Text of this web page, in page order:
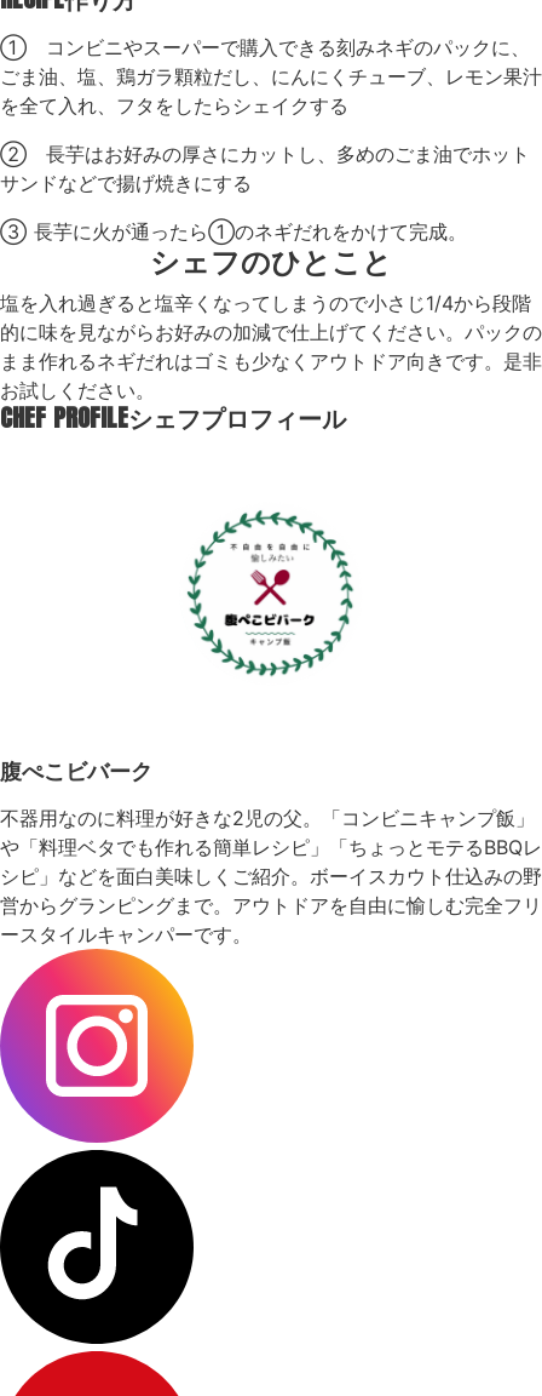
① コンビニやスーパーで購入できる刻みネギのパックに、
ごま油、塩、鶏ガラ顆粒だし、にんにくチューブ、レモン果汁
を全て入れ、フタをしたらシェイクする
② 長芋はお好みの厚さにカットし、多めのごま油でホット
サンドなどで揚げ焼きにする
③ 長芋に火が通ったら①のネギだれをかけて完成。
シェフのひとこと
塩を入れ過ぎると塩辛くなってしまうので小さじ1/4から段階
的に味を見ながらお好みの加減で仕上げてください。パックの
まま作れるネギだれはゴミも少なくアウトドア向きです。是非
お試しください。
CHEF PROFILEシェフプロフィール
腹ぺこビバーク
不器用なのに料理が好きな2児の父。「コンビニキャンプ飯」
や「料理ベタでも作れる簡単レシピ」「ちょっとモテるBBQレ
シピ」などを面白美味しくご紹介。ボーイスカウト仕込みの野
営からグランピングまで。アウトドアを自由に愉しむ完全フリ
ースタイルキャンパーです。